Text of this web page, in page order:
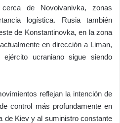
de Novoivanivka, zonas
logística. Rusia también
de Konstantinovka, en la zona
en dirección a Liman,
ucraniano sigue siendo
reflejan la intención de
control más profundamente en
de Kiev y al suministro constante